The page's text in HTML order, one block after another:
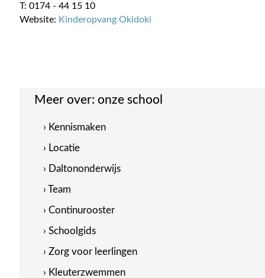
T: 0174 - 44 15 10
Website: Kinderopvang Okidoki
Meer over:onze school
› Kennismaken
› Locatie
› Daltononderwijs
› Team
› Continurooster
› Schoolgids
› Zorg voor leerlingen
› Kleuterzwemmen